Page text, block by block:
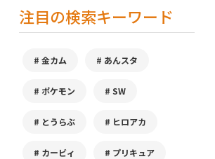
注目の検索キーワード
金カム あんスタ
ポケモン SW
とうらぶ ヒロアカ
カービィ プリキュア